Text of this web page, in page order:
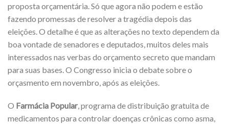
proposta orçamentária. Só que agora não podem e estão
fazendo promessas de resolver a tragédia depois das
eleições. O detalhe é que as alterações no texto dependem da
boa vontade de senadores e deputados, muitos deles mais
interessados nas verbas do orçamento secreto que mandam
para suas bases. O Congresso inicia o debate sobre o
orçasmento em novembro, após as eleições.
O Farmácia Popular, programa de distribuição gratuita de
medicamentos para controlar doenças crônicas como asma,